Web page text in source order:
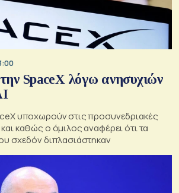
SpaceX λόγω ανησυχιών
υποχωρούν στις προσυνεδριακές
καθώς ο όμιλος αναφέρει ότι τα
σχεδόν διπλασιάστηκαν